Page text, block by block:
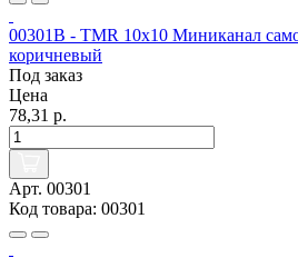
00301B - TMR 10х10 Миниканал
коричневый
Под заказ
Цена
78,31 р.
Арт. 00301
Код товара: 00301